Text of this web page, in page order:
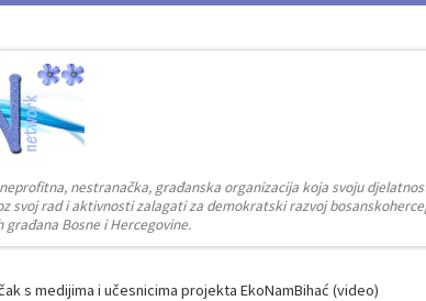
nestranačka, građanska organizacija koja svoju
svoj rad i aktivnosti zalagati za demokratski razvoj
Bosne i Hercegovine.
s medijima i učesnicima projekta EkoNamBihać (video)